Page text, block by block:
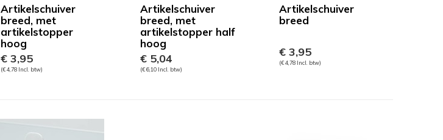
Artikelschuiver
breed, met
artikelstopper
hoog
€ 3,95
(€ 4,78 Incl. btw)
Artikelschuiver
breed, met
artikelstopper half
hoog
€ 5,04
(€ 6,10 Incl. btw)
Artikelschuiver
breed
€ 3,95
(€ 4,78 Incl. btw)